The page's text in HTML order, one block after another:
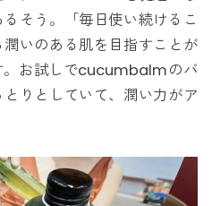
そう。「毎日使い続けるこ
いのある肌を目指すことが
。お試しでcucumbalmのバ
りとしていて、潤い力がア